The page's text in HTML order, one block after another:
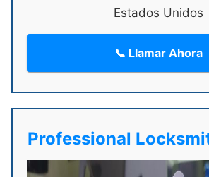
Estados Unidos
📞 Llamar Ahora
Professional